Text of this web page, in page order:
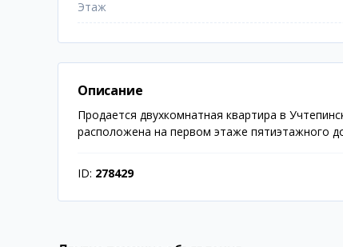
Этаж
Описание
Продается двухкомнатная квартира в
расположена на первом этаже пятиэтажного
ID: 278429